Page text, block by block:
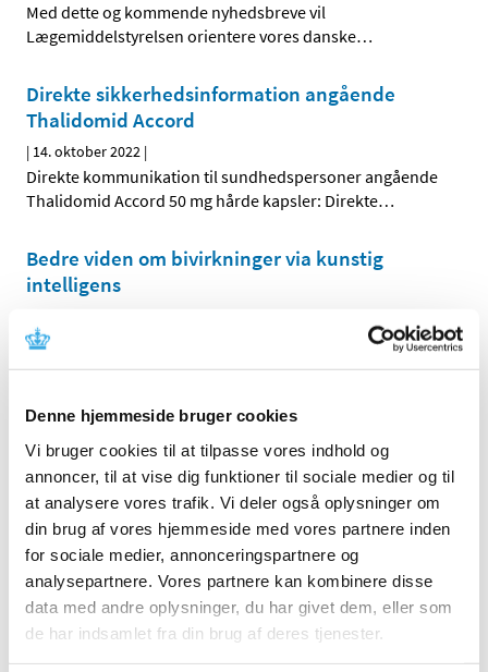
Denne hjemmeside bruger cookies
Vi bruger cookies til at tilpasse vores indhold og
annoncer, til at vise dig funktioner til sociale medier og til
at analysere vores trafik. Vi deler også oplysninger om
din brug af vores hjemmeside med vores partnere inden
for sociale medier, annonceringspartnere og
analysepartnere. Vores partnere kan kombinere disse
data med andre oplysninger, du har givet dem, eller som
de har indsamlet fra din brug af deres tjenester.
Med dette og kommende nyhedsbreve vil
Lægemiddelstyrelsen orientere vores danske…
Direkte sikkerhedsinformation angående
Thalidomid Accord
| 14. oktober 2022 |
Direkte kommunikation til sundhedspersoner angående
Thalidomid Accord 50 mg hårde kapsler: Direkte…
Bedre viden om bivirkninger via kunstig
intelligens
Sammen med blandt andre KU og Bispebjerg &
Frederiksberg Hospital søsætter…
Sikkerhedsopdatering for COVID-19 vacciner
(2022, nr. 9)
|13. oktober 2022 |
Denne sikkerhedsopdatering har fokus på de vacciner,
der indgår i det danske vaccinationsprogram mod…
Styrket internationalt samarbejde om kontrol
af lægemiddelforsøg
| 11. oktober 2022 |